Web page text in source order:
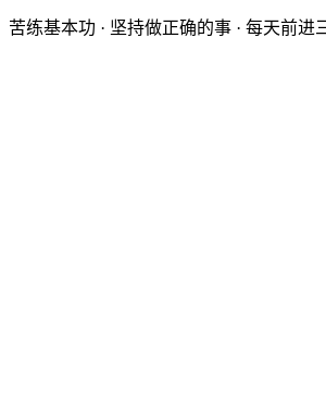
苦练基本功 · 坚持做正确的事 · 每天前进